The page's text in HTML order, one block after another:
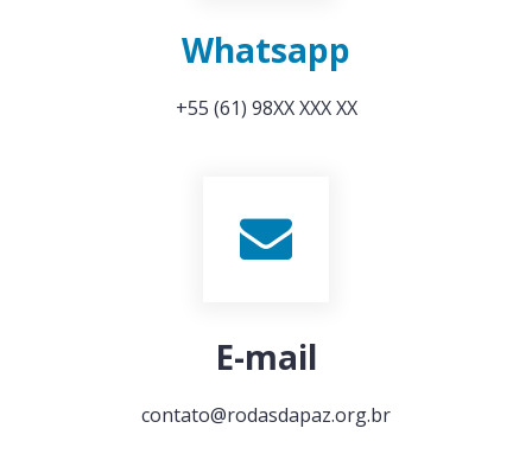
Whatsapp
+55 (61) 98XX XXX XX
E-mail
contato@rodasdapaz.org.br